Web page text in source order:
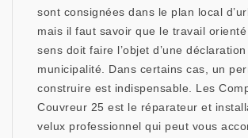
sont consignées dans le plan local
mais il faut savoir que le travail
sens doit faire l’objet d’une
municipalité. Dans certains cas, un
construire est indispensable. Les
Couvreur 25 est le réparateur et
velux professionnel qui peut vous